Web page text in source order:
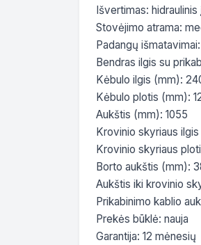
Išvertimas: hidraulinis
Stovėjimo atrama:
Padangų
Bendras ilgis su
Kėbulo ilgis (mm):
Kėbulo plotis (mm):
Aukštis (mm): 1055
Krovinio skyriaus
Krovinio skyriaus
Borto aukštis (mm):
Aukštis iki krovinio
Prikabinimo kablio
Prekės būklė: nauja
Garantija: 12 mėnesių